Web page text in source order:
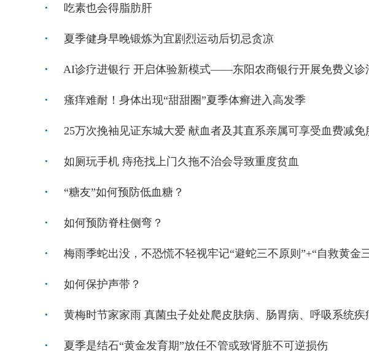
吃素也会得脂肪肝
夏季健身早晚锻炼为宜剧烈运动后切忌贪凉
AI诊疗进银行 开启体验新模式——东阳农商银行开展免费义诊
瘙痒难耐！身体出现“甜甜圈”夏季体癣进入高发季
25万次挽袖见证东城大爱 献血者及其直系亲属可享受血费减免
如厕玩手机 痔疮找上门久拖不治会导致重度贫血
“糖友”如何预防低血糖？
如何预防脊柱侧弯？
梅雨季蛇出没，不恐慌不轻视牢记“避蛇三不原则”+“自救黄金
如何保护声带？
黄梅时节家家雨 真菌虫子处处爬皮肤病、肠胃病、呼吸系统疾
夏季是结石“黄金发育期”放任不管或致肾脏不可逆损伤